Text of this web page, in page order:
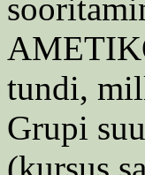
tundi,
Grupi